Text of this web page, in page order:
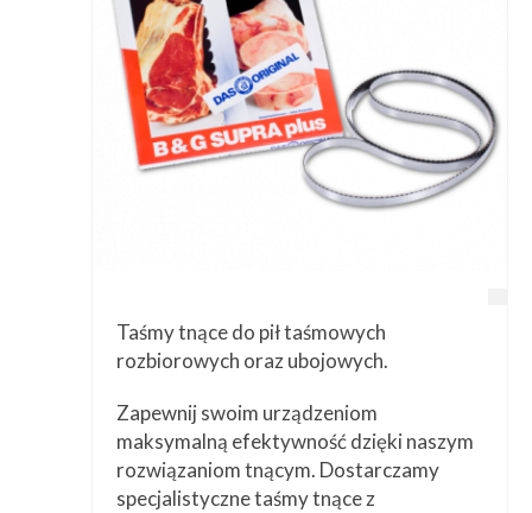
Przetwórstwo
Narzędzia
Informacje ▼
Taśmy tnące do pił taśmowych
rozbiorowych oraz ubojowych.
Zapewnij swoim urządzeniom
maksymalną efektywność dzięki naszym
rozwiązaniom tnącym. Dostarczamy
specjalistyczne taśmy tnące z